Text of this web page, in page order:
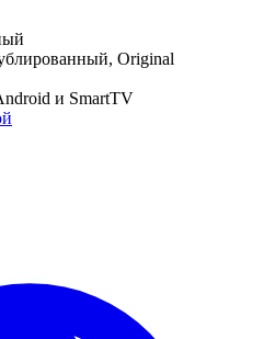
Original
и SmartTV